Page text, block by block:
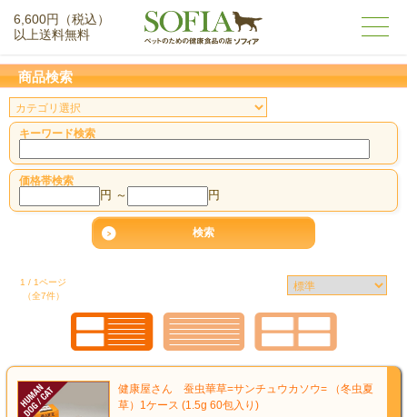
6,600円（税込）
以上送料無料
商品検索
キーワード検索
価格帯検索
円 ～ 円
1 / 1ページ
（全7件）
健康屋さん 蚕虫華草=サンチュウカソウ= （冬虫夏
草）1ケース (1.5g 60包入り)